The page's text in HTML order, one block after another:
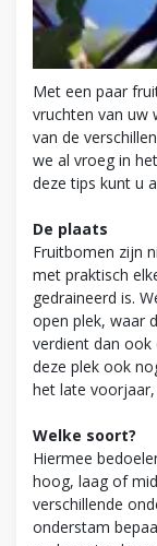
Met een paar
vruchten van uw
van de
we al vroeg in
deze tips kunt u
De plaats
Fruitbomen zijn
met praktisch
gedraineerd is.
open plek, waar
verdient dan ook
deze plek ook
het late
Welke soort?
Hiermee
hoog, laag of
verschillende
onderstam